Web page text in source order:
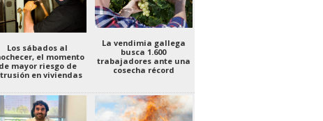
Los sábados al
el momento
de mayor riesgo de
en viviendas
La vendimia gallega
busca 1.600
trabajadores ante una
cosecha récord